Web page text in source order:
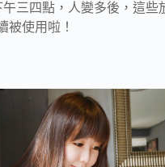
三四點，人變多後，這些
被使用啦！